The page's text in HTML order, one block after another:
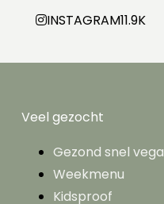
INSTAGRAM11.9K
Veel gezocht
Gezond snel vega
Weekmenu
Kidsproof